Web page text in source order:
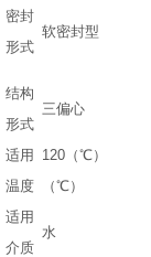
密封
形式
软密封型
结构
形式
三偏心
适用
温度
120（℃）
（℃）
适用
介质
水